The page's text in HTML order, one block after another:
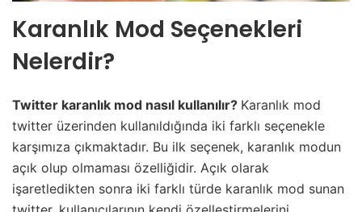
Karanlık Mod Seçenekleri
Nelerdir?
Twitter karanlık mod nasıl kullanılır? Karanlık mod
twitter üzerinden kullanıldığında iki farklı seçenekle
karşımıza çıkmaktadır. Bu ilk seçenek, karanlık modun
açık olup olmaması özelliğidir. Açık olarak
işaretledikten sonra iki farklı türde karanlık mod sunan